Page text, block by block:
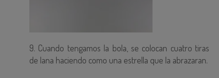
9. Cuando tengamos la bola, se colocan cuatro tiras
de lana haciendo como una estrella que la abrazaran.